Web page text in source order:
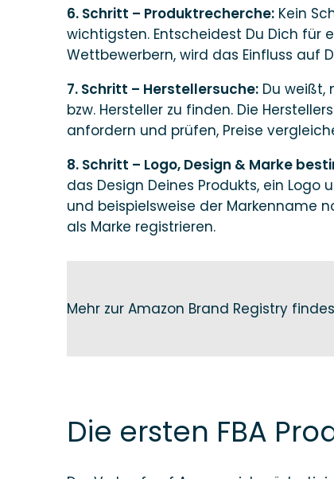
6. Schritt – Produktrecherche: Kein
wichtigsten. Entscheidest Du Dich für
Wettbewerbern, wird das Einfluss auf
7. Schritt – Herstellersuche: Du weißt,
bzw. Hersteller zu finden. Die
anfordern und prüfen, Preise
8. Schritt – Logo, Design & Marke
das Design Deines Produkts, ein
und beispielsweise der Markenname
als Marke registrieren.
Mehr zur Amazon Brand Registry
Die ersten FBA